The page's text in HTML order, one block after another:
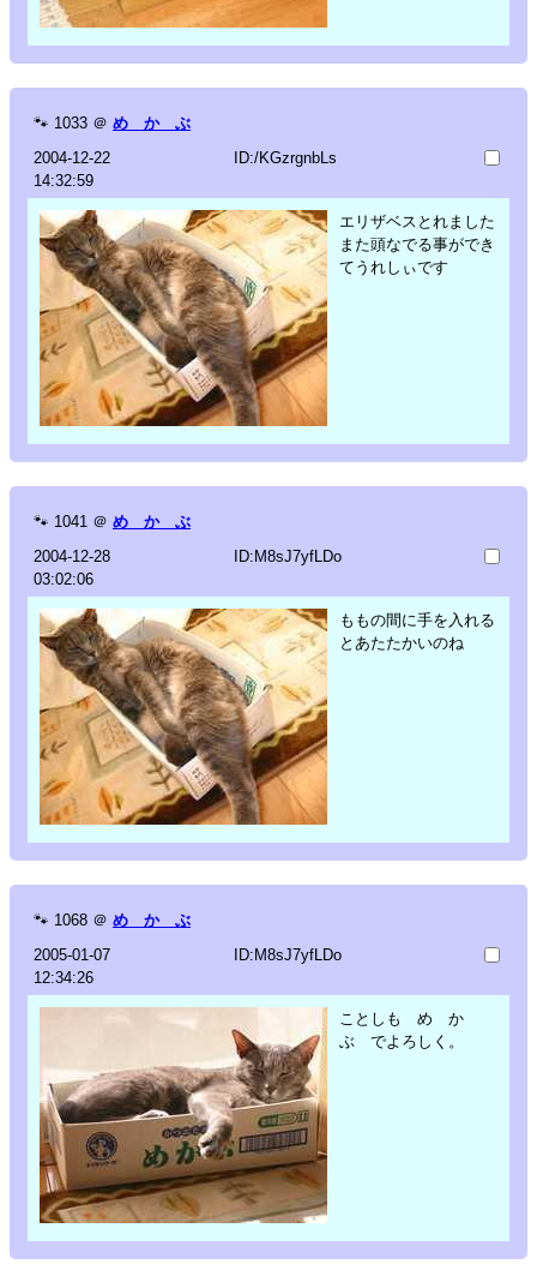
🐾 1033 ＠ め か ぶ
2004-12-22
14:32:59
ID:/KGzrgnbLs
エリザベスとれました
また頭なでる事ができ
てうれしぃです
🐾 1041 ＠ め か ぶ
2004-12-28
03:02:06
ID:M8sJ7yfLDo
ももの間に手を入れる
とあたたかいのね
🐾 1068 ＠ め か ぶ
2005-01-07
12:34:26
ID:M8sJ7yfLDo
ことしも め か
ぶ でよろしく。